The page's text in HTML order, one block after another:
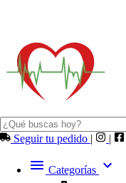
Seguir tu pedido | |
Categorías